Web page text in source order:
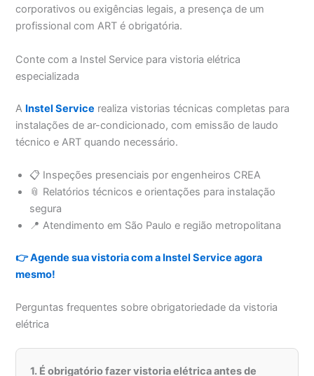
corporativos ou exigências legais, a presença de um
profissional com ART é obrigatória.
Conte com a Instel Service para vistoria elétrica
especializada
A Instel Service realiza vistorias técnicas completas para
instalações de ar-condicionado, com emissão de laudo
técnico e ART quando necessário.
📋 Inspeções presenciais por engenheiros CREA
📎 Relatórios técnicos e orientações para instalação
segura
📍 Atendimento em São Paulo e região metropolitana
👉 Agende sua vistoria com a Instel Service agora
mesmo!
Perguntas frequentes sobre obrigatoriedade da vistoria
elétrica
1. É obrigatório fazer vistoria elétrica antes de